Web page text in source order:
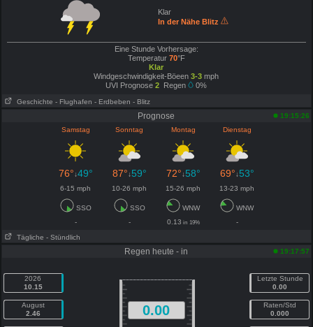
Klar
In der Nähe Blitz
Eine Stunde Vorhersage:
Temperatur 70°F
Klar
Windgeschwindigkeit-Böeen 3-3 mph
UVI Prognose2 Regen 0%
Geschichte - Flughafen - Erdbeben - Blitz
Prognose
19:15:26
Samstag
Sonntag Montag Dienstag
76°↓49° 87°↓59° 72°↓58° 69°↓53°
6-15 mph 10-26 mph 15-26 mph 13-23 mph
SSO SSO WNW
WNW
-
- 0.13 in 19%
-
Tägliche - Stündlich
Regen heute - in 19:17:57
2026
10.15
August
2.46
0.00
Letzte Stunde
0.00
Raten/Std
0.000